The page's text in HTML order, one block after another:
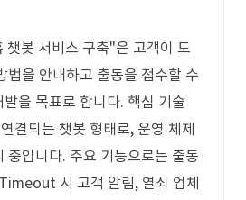
챗봇 서비스 구축"은 고객이 도
법을 안내하고 출동을 접수할 수
을 목표로 합니다. 핵심 기술
결되는 챗봇 형태로, 운영 체제
중입니다. 주요 기능으로는 출동
시 고객 알림, 열쇠 업체